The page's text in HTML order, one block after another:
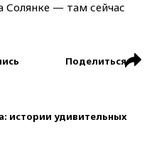
Солянке — там сейчас
Поделиться
истории удивительных